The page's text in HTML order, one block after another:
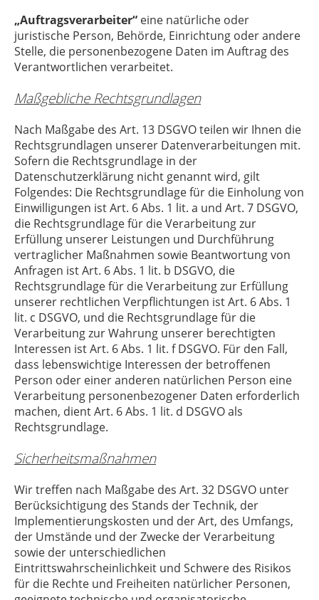
„Auftragsverarbeiter“ eine natürliche oder
juristische Person, Behörde, Einrichtung oder andere
Stelle, die personenbezogene Daten im Auftrag des
Verantwortlichen verarbeitet.
Maßgebliche Rechtsgrundlagen
Nach Maßgabe des Art. 13 DSGVO teilen wir Ihnen die
Rechtsgrundlagen unserer Datenverarbeitungen mit.
Sofern die Rechtsgrundlage in der
Datenschutzerklärung nicht genannt wird, gilt
Folgendes: Die Rechtsgrundlage für die Einholung von
Einwilligungen ist Art. 6 Abs. 1 lit. a und Art. 7 DSGVO,
die Rechtsgrundlage für die Verarbeitung zur
Erfüllung unserer Leistungen und Durchführung
vertraglicher Maßnahmen sowie Beantwortung von
Anfragen ist Art. 6 Abs. 1 lit. b DSGVO, die
Rechtsgrundlage für die Verarbeitung zur Erfüllung
unserer rechtlichen Verpflichtungen ist Art. 6 Abs. 1
lit. c DSGVO, und die Rechtsgrundlage für die
Verarbeitung zur Wahrung unserer berechtigten
Interessen ist Art. 6 Abs. 1 lit. f DSGVO. Für den Fall,
dass lebenswichtige Interessen der betroffenen
Person oder einer anderen natürlichen Person eine
Verarbeitung personenbezogener Daten erforderlich
machen, dient Art. 6 Abs. 1 lit. d DSGVO als
Rechtsgrundlage.
Sicherheitsmaßnahmen
Wir treffen nach Maßgabe des Art. 32 DSGVO unter
Berücksichtigung des Stands der Technik, der
Implementierungskosten und der Art, des Umfangs,
der Umstände und der Zwecke der Verarbeitung
sowie der unterschiedlichen
Eintrittswahrscheinlichkeit und Schwere des Risikos
für die Rechte und Freiheiten natürlicher Personen,